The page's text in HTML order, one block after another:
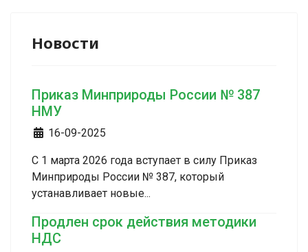
Новости
Приказ Минприроды России № 387
НМУ
Информация о материале
16-09-2025
С 1 марта 2026 года вступает в силу Приказ
Минприроды России № 387, который
устанавливает новые...
Продлен срок действия методики
НДС